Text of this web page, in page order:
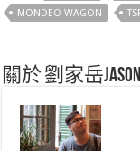
MONDEO WAGON
關於 劉家岳Jason